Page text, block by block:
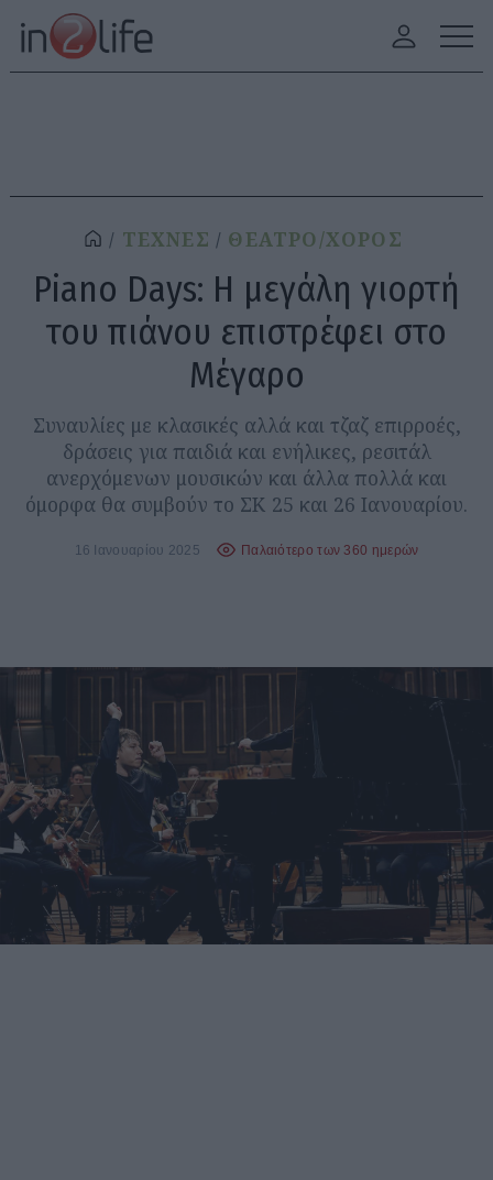
ΤΕΧΝΕΣ ΘΕΑΤΡΟ/ΧΟΡΟΣ
Piano Days: Η μεγάλη γιορτή
του πιάνου επιστρέφει στο
Μέγαρο
Συναυλίες με κλασικές αλλά και τζαζ επιρροές,
δράσεις για παιδιά και ενήλικες, ρεσιτάλ
ανερχόμενων μουσικών και άλλα πολλά και
όμορφα θα συμβούν το ΣΚ 25 και 26 Ιανουαρίου.
16 Ιανουαρίου 2025 Παλαιότερο των 360 ημερών